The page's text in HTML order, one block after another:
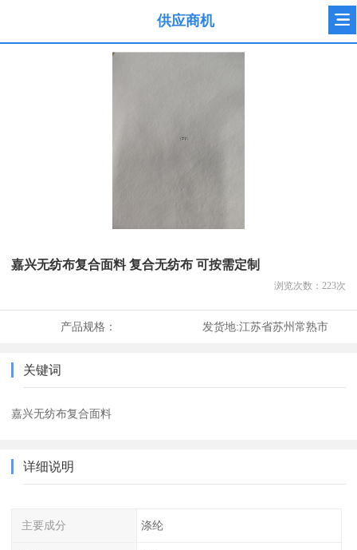
供应商机
嘉兴无纺布复合面料 复合无纺布 可按需定制
浏览次数： 223次
产品规格： 发货地:江苏省苏州常熟市
关键词
嘉兴无纺布复合面料
详细说明
主要成分 涤纶